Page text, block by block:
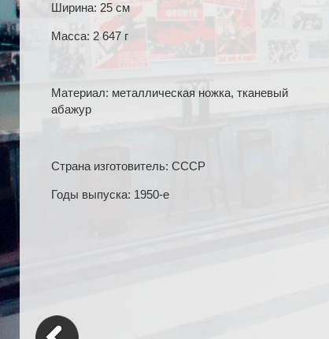
Ширина: 25 см
Масса: 2 647 г
Материал: металлическая ножка, тканевый
абажур
Страна изготовитель: СССР
Годы выпуска: 1950-е